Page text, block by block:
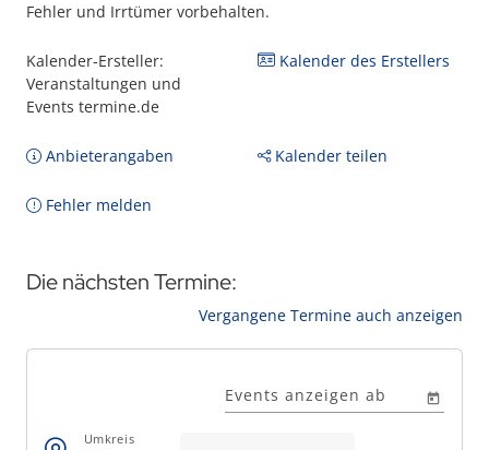
Fehler und Irrtümer vorbehalten.
Kalender-Ersteller:
Veranstaltungen und
Events termine.de
Kalender des Erstellers
Anbieterangaben Kalender teilen
Fehler melden
Die nächsten Termine:
Vergangene Termine auch anzeigen
Events anzeigen ab
Umkreis